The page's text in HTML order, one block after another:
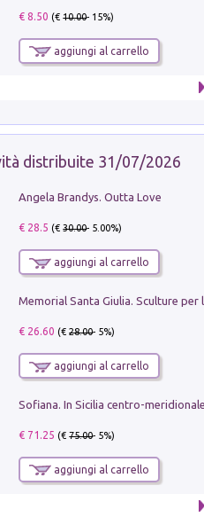
€ 8.50 (€10.00- 15%)
aggiungi al carrello
distribuite 31/07/2026
Angela Brandys. Outta Love
€ 28.5 (€30.00- 5.00%)
aggiungi al carrello
€ 26.60 (€28.00- 5%)
aggiungi al carrello
€ 71.25 (€75.00- 5%)
aggiungi al carrello